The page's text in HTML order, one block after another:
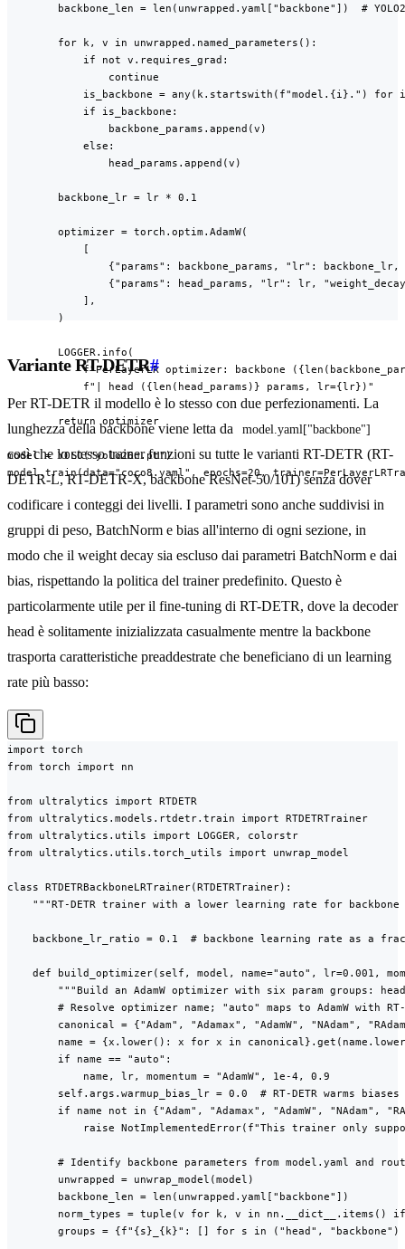
backbone_len = len(unwrapped.yaml["backbone"])  #
        for k, v in unwrapped.named_parameters():
            if not v.requires_grad:
                continue
is_backbone = any(k.startswith(f"model.{i}.") for
            if is_backbone:
                backbone_params.append(v)
            else:
                head_params.append(v)
        backbone_lr = lr * 0.1
        optimizer = torch.optim.AdamW(
            [
{"params": backbone_params, "lr": backbone_lr,
{"params": head_params, "lr": lr,
            ],
        )
        LOGGER.info(
f"PerLayerLR optimizer: backbone
            f"| head ({len(head_params)} params, lr={lr})"
        )
        return optimizer
model = YOLO("yolo26n.pt")
model.train(data="coco8.yaml", epochs=20,
Variante RT-DETR#
Per RT-DETR il modello è lo stesso con due perfezionamenti. La
lunghezza della backbone viene letta da
model.yaml["backbone"]
così che lo stesso trainer funzioni su tutte le varianti RT-DETR (RT-
DETR-L, RT-DETR-X, backbone ResNet-50/101) senza dover
codificare i conteggi dei livelli. I parametri sono anche suddivisi in
gruppi di peso, BatchNorm e bias all'interno di ogni sezione, in
modo che il weight decay sia escluso dai parametri BatchNorm e dai
bias, rispettando la politica del trainer predefinito. Questo è
particolarmente utile per il fine-tuning di RT-DETR, dove la decoder
head è solitamente inizializzata casualmente mentre la backbone
trasporta caratteristiche preaddestrate che beneficiano di un learning
rate più basso:
import torch
from torch import nn
from ultralytics import RTDETR
from ultralytics.models.rtdetr.train import RTDETRTrainer
from ultralytics.utils import LOGGER, colorstr
from ultralytics.utils.torch_utils import unwrap_model
class RTDETRBackboneLRTrainer(RTDETRTrainer):
"""RT-DETR trainer with a lower learning rate for backbone
backbone_lr_ratio = 0.1  # backbone learning rate as a
def build_optimizer(self, model, name="auto", lr=0.001,
"""Build an AdamW optimizer with six param groups:
# Resolve optimizer name; "auto" maps to AdamW with
canonical = {"Adam", "Adamax", "AdamW", "NAdam",
name = {x.lower(): x for x in
        if name == "auto":
            name, lr, momentum = "AdamW", 1e-4, 0.9
self.args.warmup_bias_lr = 0.0  # RT-DETR warms
if name not in {"Adam", "Adamax", "AdamW", "NAdam",
raise NotImplementedError(f"This trainer only
# Identify backbone parameters from model.yaml and
        unwrapped = unwrap_model(model)
        backbone_len = len(unwrapped.yaml["backbone"])
norm_types = tuple(v for k, v in nn.__dict__.items()
groups = {f"{s}_{k}": [] for s in ("head",